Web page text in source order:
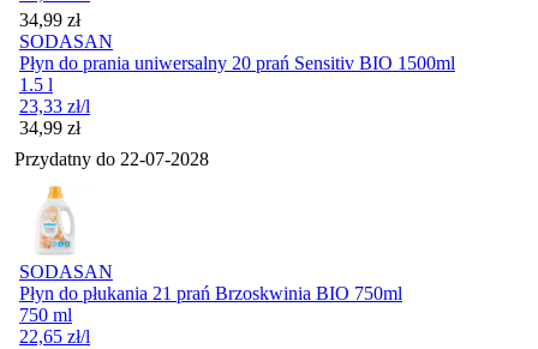
Cena
34,99 zł
SODASAN
Płyn do prania uniwersalny 20 prań Sensitiv BIO 1500ml
1.5 l
23,33 zł/l
Cena
34,99 zł
Przydatny do 22-07-2028
SODASAN
Płyn do płukania 21 prań Brzoskwinia BIO 750ml
750 ml
22,65 zł/l